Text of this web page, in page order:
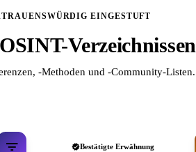
EINGESTUFT
Verzeichnissen
-Methoden und -Community-Listen.
Bestätigte Erwähnung